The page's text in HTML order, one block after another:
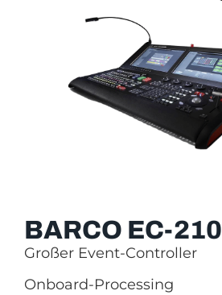
BARCO EC-210
Großer Event-Controller
Onboard-Processing